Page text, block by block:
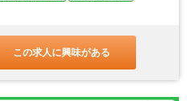
この求人に興味がある